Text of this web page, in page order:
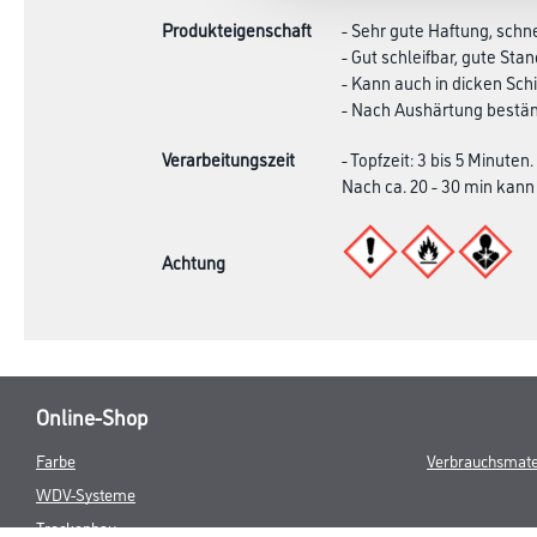
Produkteigenschaft
- Sehr gute Haftung,
- Gut schleifbar, gute
- Kann auch in dicken
- Nach Aushärtung
Verarbeitungszeit
- Topfzeit: 3 bis 5 Minuten.
Nach ca. 20 - 30 min
Achtung
Online-Shop
Farbe
WDV-Systeme
Trockenbau